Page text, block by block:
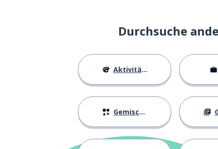
Durchsuche
Aktivitäten
Gemischtes